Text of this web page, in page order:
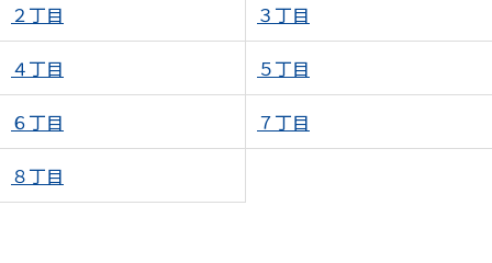
２丁目 ３丁目
４丁目 ５丁目
６丁目 ７丁目
８丁目